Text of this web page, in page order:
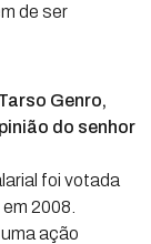
de ser
Genro,
do senhor
foi votada
2008.
ação